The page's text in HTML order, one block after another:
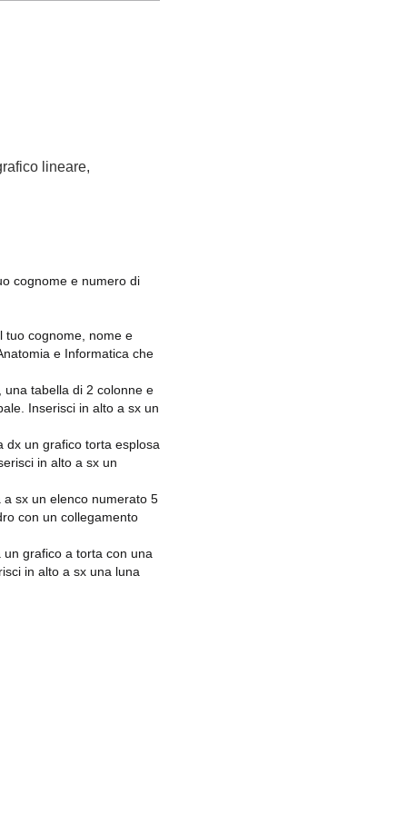
lineare,
cognome e numero di
tuo cognome, nome e
e Informatica che
una tabella di 2 colonne e
Inserisci in alto a sx un
dx un grafico torta esplosa
in alto a sx un
sx un elenco numerato 5
con un collegamento
grafico a torta con una
in alto a sx una luna